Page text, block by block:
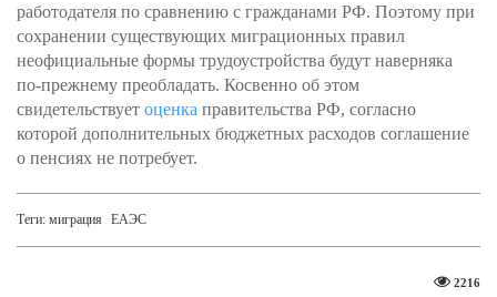
работодателя по сравнению с гражданами РФ. Поэтому при
сохранении существующих миграционных правил
неофициальные формы трудоустройства будут наверняка
по-прежнему преобладать. Косвенно об этом
свидетельствует оценка правительства РФ, согласно
которой дополнительных бюджетных расходов соглашение
о пенсиях не потребует.
Теги: миграция ЕАЭС
2216